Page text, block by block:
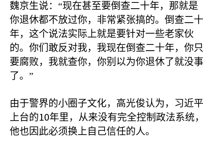
魏京生说：“现在甚至要倒查二十年，那就是
你退休都不放过你，非常紧张搞的。倒查二十
年，这个说法实际上就是要针对一些老家伙
的。你们敢反对我，我现在倒查二十年，你只
要腐败，我就查你，你别以为你退休了就没事
了。”
由于警界的小圈子文化，高光俊认为，习近平
上台的10年里，从来没有完全控制政法系统，
他也因此必须换上自己信任的人。